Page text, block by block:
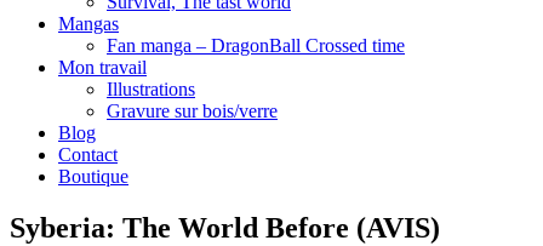
Mangas
Fan manga – DragonBall Crossed time
Mon travail
Illustrations
Gravure sur bois/verre
Blog
Contact
Boutique
Syberia: The World Before (AVIS)